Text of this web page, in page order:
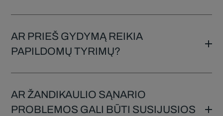
AR PRIEŠ GYDYMĄ REIKIA
PAPILDOMŲ TYRIMŲ?
AR ŽANDIKAULIO SĄNARIO
PROBLEMOS GALI BŪTI SUSIJUSIOS